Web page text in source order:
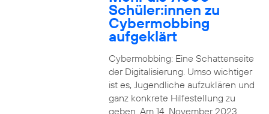
Schüler:innen zu
Cybermobbing
aufgeklärt
Cybermobbing: Eine Schattenseite
der Digitalisierung. Umso wichtiger
ist es, Jugendliche aufzuklären und
ganz konkrete Hilfestellung zu
geben. Am 14. November 2023